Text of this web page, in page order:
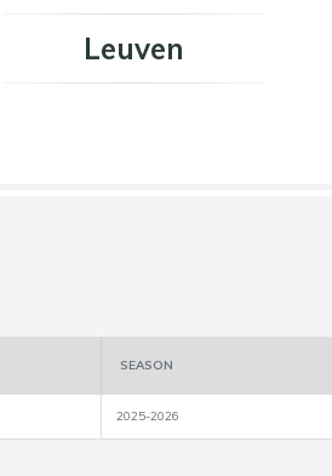
Leuven
SEASON
2025-2026